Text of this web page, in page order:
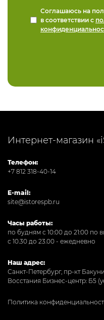
Соглашаюсь на
в соответствии с
Интернет-магазин
Телефон:
+7 812 318-40-14
E-mail:
site@istorespb.ru
Часы работы:
по будням с 10:00 до 21:00 по
с 10.30 до 23.00 - ежедневно
Наш адрес:
Санкт-Петербург, пр-кт
Восстания Бизнес-центр: Б5
Политика